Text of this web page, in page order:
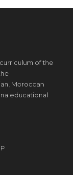
of the
Moroccan
educational